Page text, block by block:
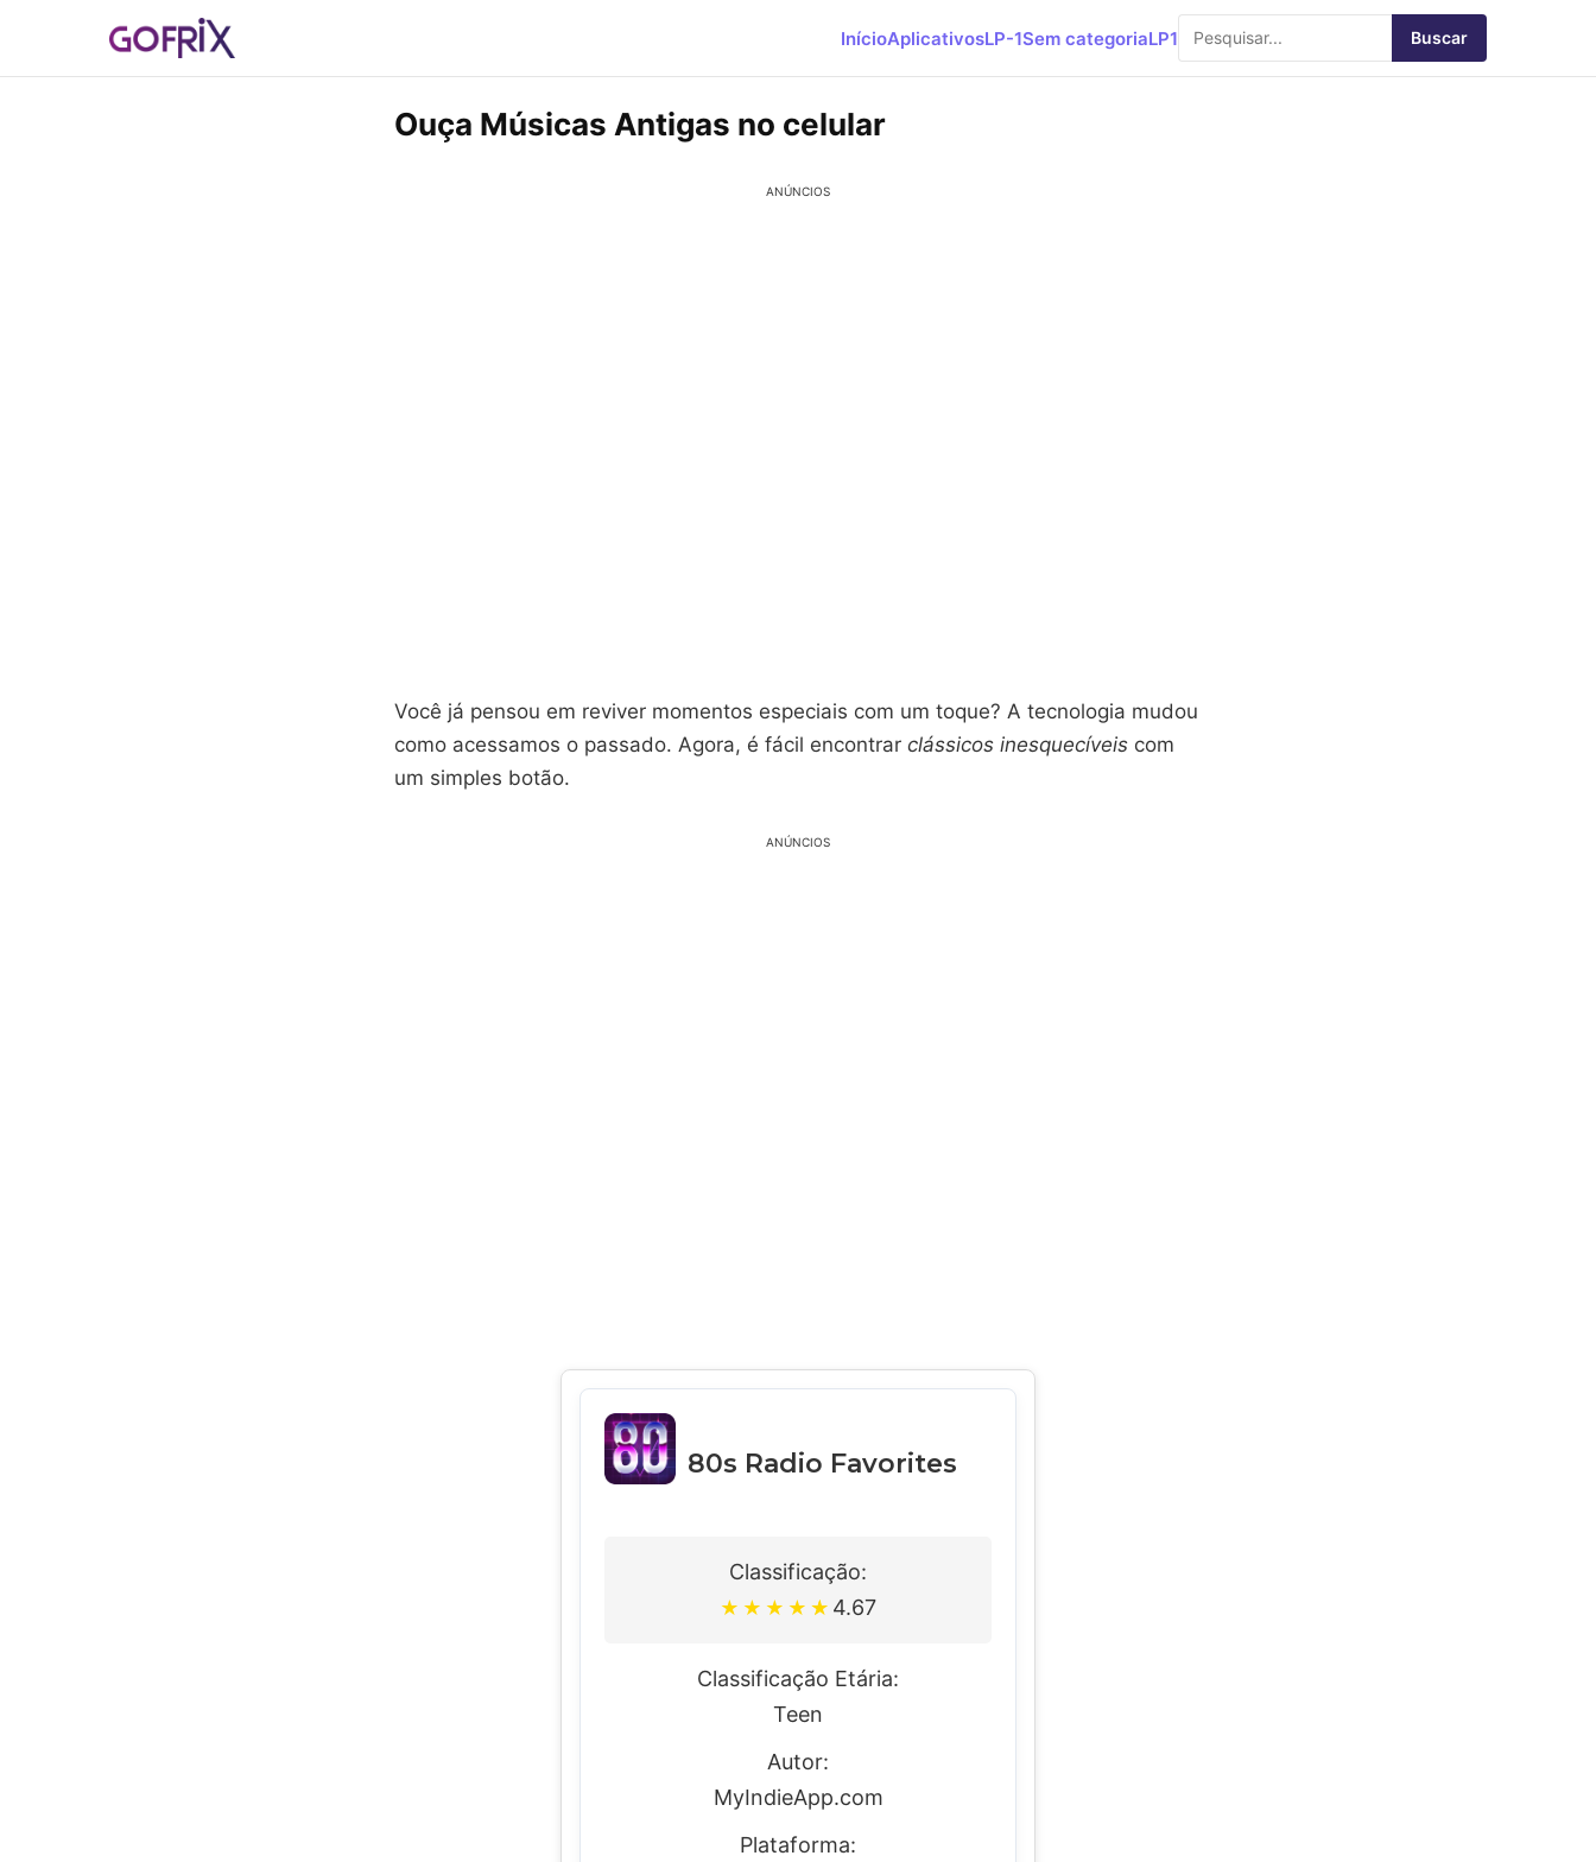
InícioAplicativosLP-1Sem categoriaLP1 Buscar
Ouça Músicas Antigas no celular
ANÚNCIOS
Você já pensou em reviver momentos especiais com um toque? A tecnologia mudou
como acessamos o passado. Agora, é fácil encontrar clássicos inesquecíveis com
um simples botão.
ANÚNCIOS
80s Radio Favorites
Classificação:
★ ★ ★ ★ ★ 4.67
Classificação Etária:
Teen
Autor:
MyIndieApp.com
Plataforma: